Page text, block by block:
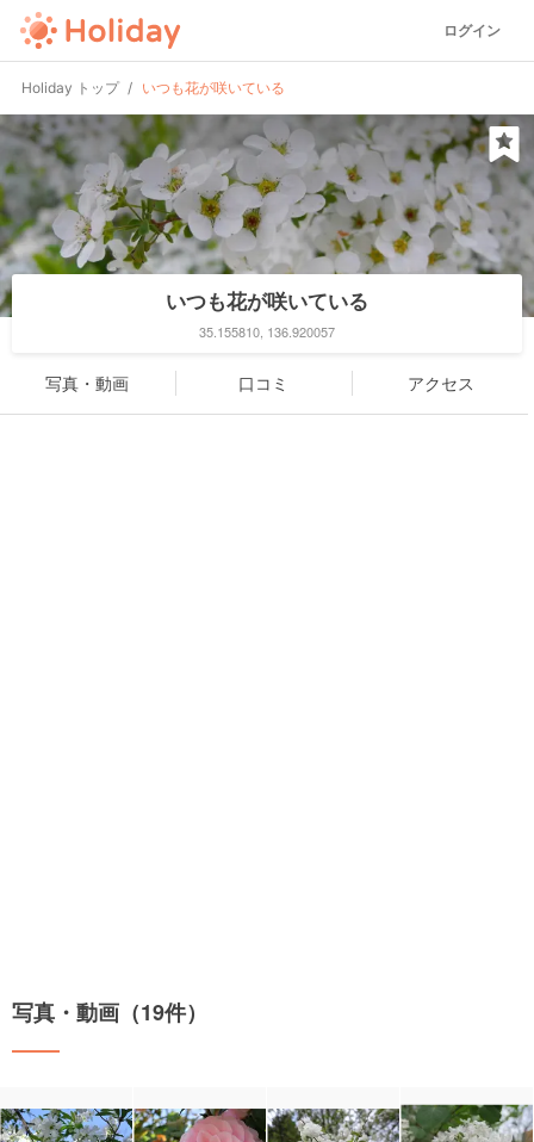
ログイン
Holiday トップ いつも花が咲いている
いつも花が咲いている
35.155810, 136.920057
写真・動画 口コミ アクセス
写真・動画（19件）